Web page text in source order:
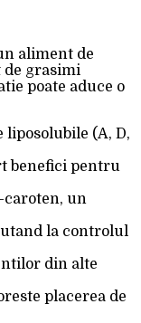
aliment de
grasimi
poate aduce o
liposolubile (A, D,
benefici pentru
un
la controlul
din alte
placerea de